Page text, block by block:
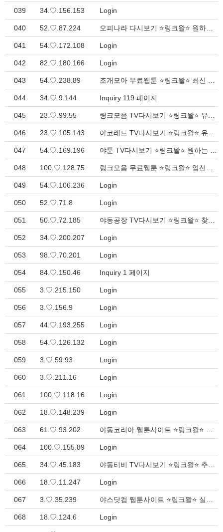
039 34.♡.156.153 Login
040 52.♡.87.224
041 54.♡.172.108 Login
042 82.♡.180.166 Login
043 54.♡.238.89
044 34.♡.9.144 Inquiry 119 페이지
045 23.♡.99.55
046 23.♡.105.143
047 54.♡.169.196
048 100.♡.128.75
049 54.♡.106.236 Login
050 52.♡.71.8 Login
051 50.♡.72.185
052 34.♡.200.207 Login
053 98.♡.70.201 Login
054 84.♡.150.46 Inquiry 1 페이지
055 3.♡.215.150 Login
056 3.♡.156.9 Login
057 44.♡.193.255 Login
058 54.♡.126.132 Login
059 3.♡.59.93 Login
060 3.♡.211.16 Login
061 100.♡.118.16 Login
062 18.♡.148.239 Login
063 61.♡.93.202
064 100.♡.155.89 Login
065 34.♡.45.183
066 18.♡.11.247 Login
067 3.♡.35.239
068 18.♡.124.6 Login